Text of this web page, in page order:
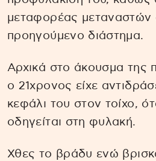
μεταφορέας μεταναστών
προηγούμενο διάστημα.
Αρχικά στο άκουσμα της
ο 21χρονος είχε
κεφάλι του στον τοίχο,
οδηγείται στη φυλακή.
Χθες το βράδυ ενώ